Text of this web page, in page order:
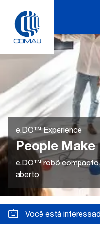
content
e.DO™ Experience
People
e.DO™ robô
aberto
Você está